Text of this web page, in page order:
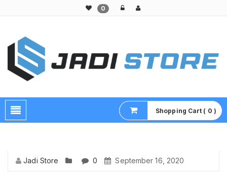
0
Shopping Cart ( 0 )
Jadi Store 0 September 16, 2020